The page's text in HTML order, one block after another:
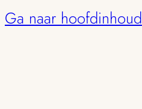
Ga naar hoofdinhoud